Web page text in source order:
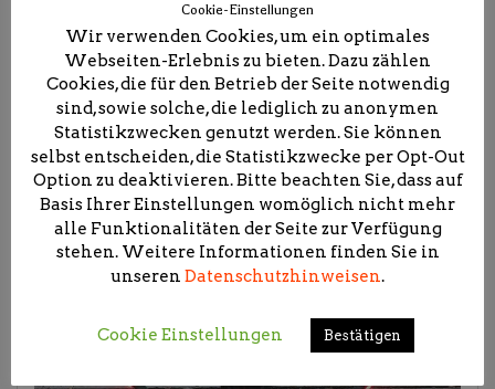
Cookie-Einstellungen
Wir verwenden Cookies, um ein optimales
Webseiten-Erlebnis zu bieten. Dazu zählen
Cookies, die für den Betrieb der Seite notwendig
sind, sowie solche, die lediglich zu anonymen
Statistikzwecken genutzt werden. Sie können
selbst entscheiden, die Statistikzwecke per Opt-Out
Option zu deaktivieren. Bitte beachten Sie, dass auf
Basis Ihrer Einstellungen womöglich nicht mehr
alle Funktionalitäten der Seite zur Verfügung
stehen. Weitere Informationen finden Sie in
unseren Datenschutzhinweisen.
Cookie Einstellungen Bestätigen